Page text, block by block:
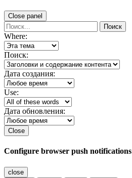
Close panel
Поиск
Where:
Поиск:
Дата создания:
Use:
Дата обновления:
Close
Configure browser push notifications
close